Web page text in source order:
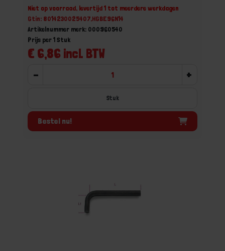
Niet op voorraad, levertijd 1 tot meerdere werkdagen
Gtin: 8014230025407,HGBE96N14
Artikelnummer merk: 000960540
€ 6,86 incl. BTW
Prijs per 1 Stuk
- +
Stuk
Bestel nu!